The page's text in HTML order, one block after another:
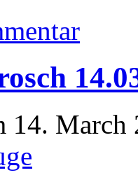
14. March